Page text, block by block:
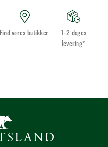
Find vores butikker
1-2 dages
levering*